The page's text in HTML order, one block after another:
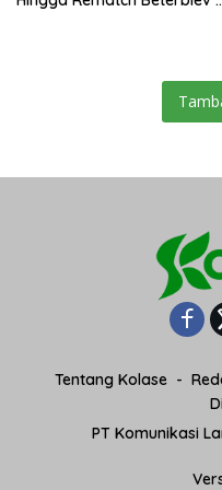
Tentang Kolase
PT Komunikasi